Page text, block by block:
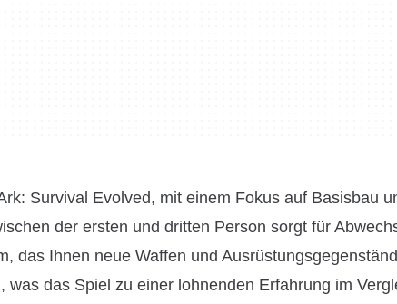
Survival Evolved, mit einem Fokus auf Basisbau
der ersten und dritten Person sorgt für
das Ihnen neue Waffen und
das Spiel zu einer lohnenden Erfahrung im